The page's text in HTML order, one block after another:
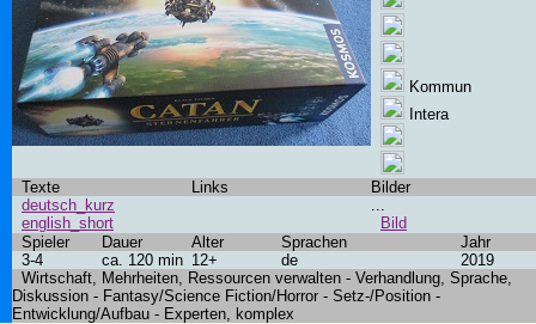
Kommun
Intera
Texte Links
Bilder
deutsch_kurz
english_short
...
Bild
Spieler
Dauer Alter Sprachen
Jahr
3-4
ca. 120 min 12+ de
2019
Wirtschaft, Mehrheiten, Ressourcen verwalten - Verhandlung, Sprache,
Diskussion - Fantasy/Science Fiction/Horror - Setz-/Position -
Entwicklung/Aufbau - Experten, komplex